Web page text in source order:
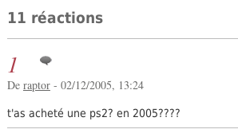
11 réactions
1
De raptor- 02/12/2005, 13:24
t'as acheté une ps2? en 2005????